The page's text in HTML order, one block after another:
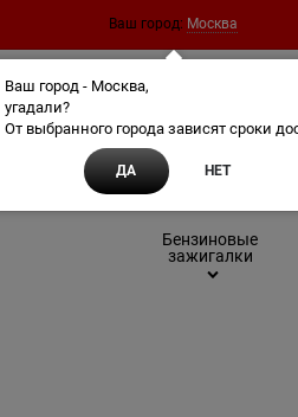
Ваш город: Москва
Бензиновые
зажигалки
Ваш город - Москва,
угадали?
От выбранного города зависят сроки
ДА НЕТ